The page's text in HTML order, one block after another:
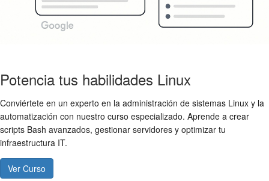
Potencia tus habilidades Linux
Conviértete en un experto en la administración de sistemas Linux y la
automatización con nuestro curso especializado. Aprende a crear
scripts Bash avanzados, gestionar servidores y optimizar tu
infraestructura IT.
Ver Curso